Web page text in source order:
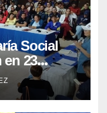
Social
en 23